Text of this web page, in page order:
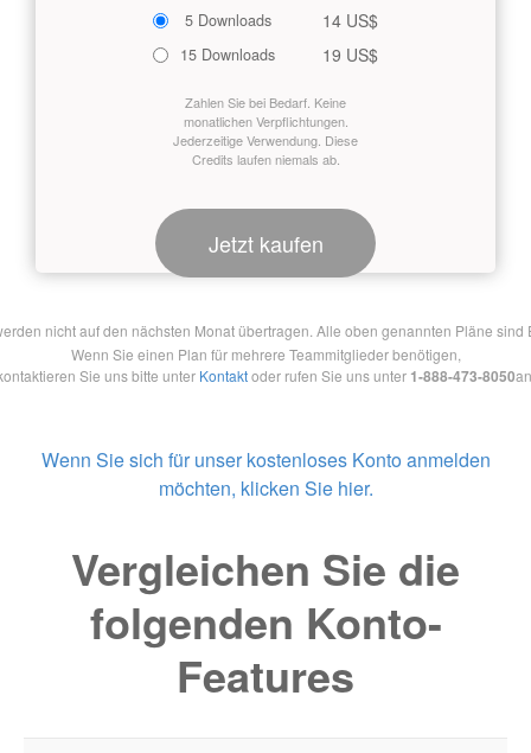
5 Downloads 14 US$
15 Downloads 19 US$
Zahlen Sie bei Bedarf. Keine
monatlichen Verpflichtungen.
Jederzeitige Verwendung. Diese
Credits laufen niemals ab.
Jetzt kaufen
nicht auf den nächsten Monat übertragen. Alle oben genannten Pläne
Wenn Sie einen Plan für mehrere Teammitglieder benötigen,
Sie uns bitte unter Kontaktoder rufen Sie uns unter 1-888-473-8050
Wenn Sie sich für unser kostenloses Konto anmelden
möchten, klicken Sie hier.
Vergleichen Sie die
folgenden Konto-
Features